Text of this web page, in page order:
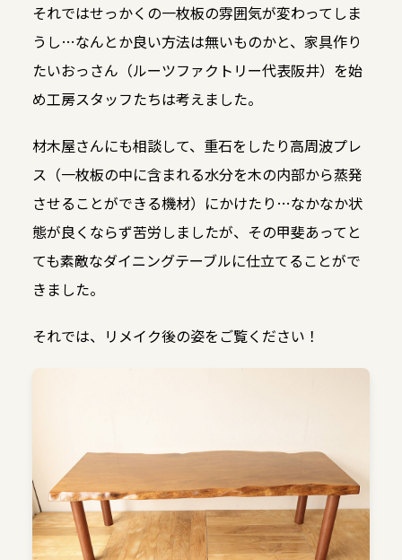
それではせっかくの一枚板の雰囲気が変わってしま
うし…なんとか良い方法は無いものかと、家具作り
たいおっさん（ルーツファクトリー代表阪井）を始
め工房スタッフたちは考えました。
材木屋さんにも相談して、重石をしたり高周波プレ
ス（一枚板の中に含まれる水分を木の内部から蒸発
させることができる機材）にかけたり…なかなか状
態が良くならず苦労しましたが、その甲斐あってと
ても素敵なダイニングテーブルに仕立てることがで
きました。
それでは、リメイク後の姿をご覧ください！